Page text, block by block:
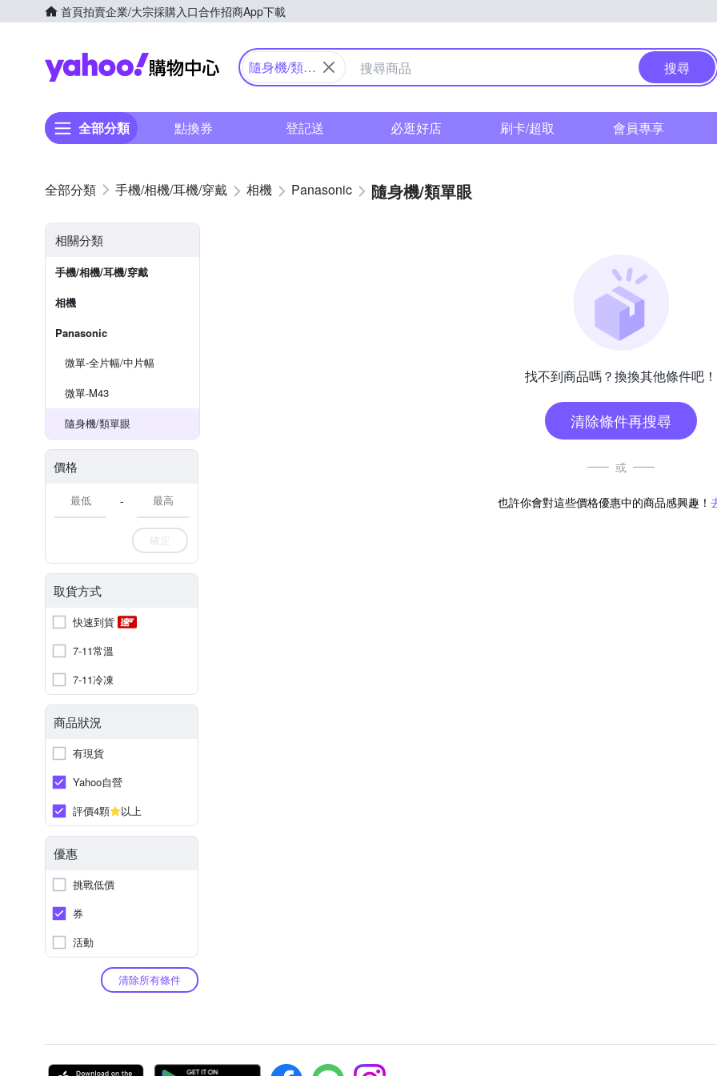
首頁拍賣企業/大宗採購入口合作招商App下載
Yahoo購物中心
隨身機/類單
搜尋
全部分類 點換券 登記送 必逛好店 刷卡/超取 會員專享
手機/相機/耳機/穿戴 相機 Panasonic 隨身機/類單眼
相關分類
手機/相機/耳機/穿戴
相機
Panasonic
微單-全片幅/中片幅
微單-M43
隨身機/類單眼
價格
-
確定
取貨方式
快速到貨
7-11常溫
7-11冷凍
商品狀況
有現貨
Yahoo自營
評價4顆
以上
優惠
挑戰低價
券
活動
清除所有條件
找不到商品嗎？換換其他條件吧！
清除條件再搜尋
或
也許你會對這些價格優惠中的商品感興趣！